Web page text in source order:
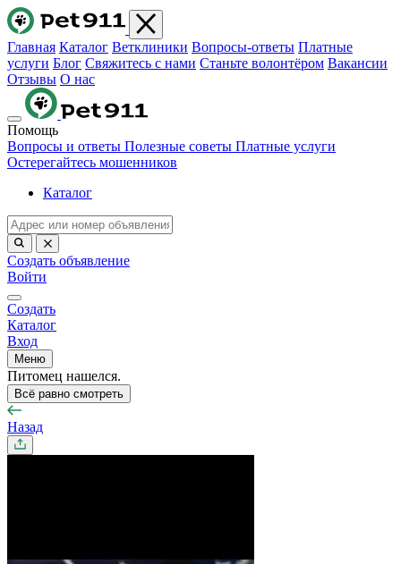
Главная Каталог Ветклиники Вопросы-ответы Платные
услуги Блог Свяжитесь с нами Станьте волонтёром Вакансии
Отзывы О нас
Помощь
Вопросы и ответы Полезные советы Платные услуги
Остерегайтесь мошенников
Каталог
Создать объявление
Войти
Создать
Каталог
Вход
Меню
Питомец нашелся.
Всё равно смотреть
Назад